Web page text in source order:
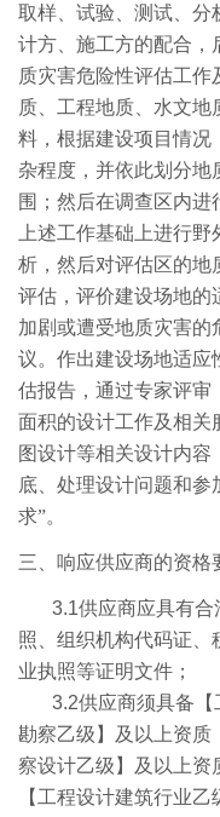
取样、试验、测试、分
计方、施工方的配合，
质灾害危险性评估工
质、工程地质、水文
料，根据建设项目情况
杂程度，并依此划分
围；然后在调查区内
上述工作基础上进行
析，然后对评估区的地
评估，评价建设场地的
加剧或遭受地质灾害的
议。作出建设场地适应
估报告，通过专家评审
面积的设计工作及相关
图设计等相关设计内
底、处理设计问题和参
求”。
三、 响应供应商的资格
3.1供应商应具有合
照、组织机构代码证
业执照等证明文件；
3.2供应商须具备【
勘察乙级】及以上资质
察设计乙级】及以上资
【工程设计建筑行业